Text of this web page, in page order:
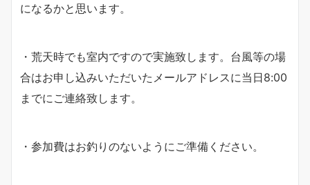
になるかと思います。
・荒天時でも室内ですので実施致します。台風等の場
合はお申し込みいただいたメールアドレスに当日8:00
までにご連絡致します。
・参加費はお釣りのないようにご準備ください。